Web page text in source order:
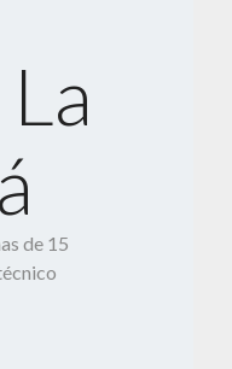
de 15